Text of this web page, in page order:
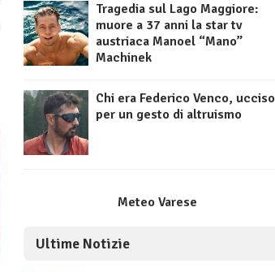
Tragedia sul Lago Maggiore:
muore a 37 anni la star tv
austriaca Manoel “Mano”
Machinek
Chi era Federico Venco, ucciso
per un gesto di altruismo
Meteo Varese
Ultime Notizie